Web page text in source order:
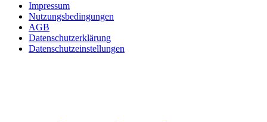
Impressum
Nutzungsbedingungen
AGB
Datenschutzerklärung
Datenschutzeinstellungen